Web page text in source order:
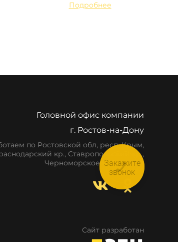
Подробнее
Головной офис компании
г. Ростов-на-Дону
по Ростовской обл, респ. Крым,
кр., Ставропольский кр.,
Черноморское побережье
Сайт разработан
Закажите
звонок